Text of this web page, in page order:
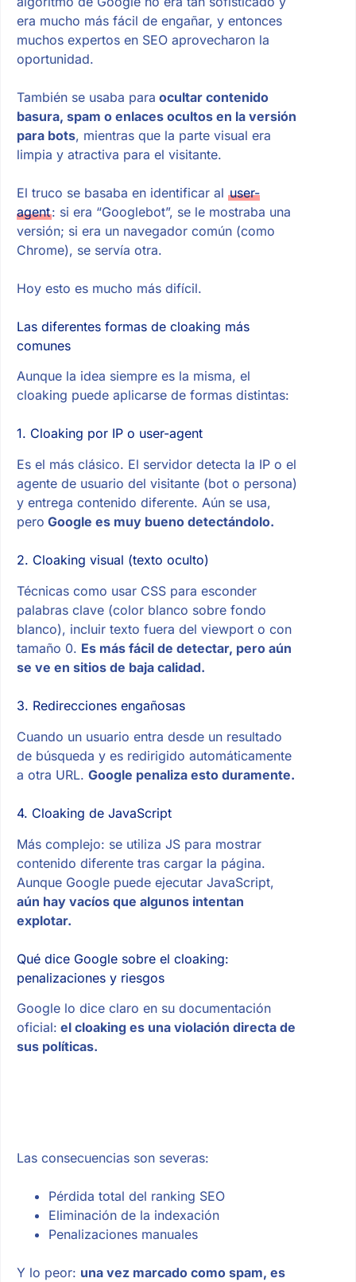
era mucho más fácil de engañar, y entonces
muchos expertos en SEO aprovecharon la
oportunidad.
También se usaba para ocultar contenido
basura, spam o enlaces ocultos en la versión
para bots, mientras que la parte visual era
limpia y atractiva para el visitante.
El truco se basaba en identificar al user-
agent: si era “Googlebot”, se le mostraba una
versión; si era un navegador común (como
Chrome), se servía otra.
Hoy esto es mucho más difícil.
Las diferentes formas de cloaking más
comunes
Aunque la idea siempre es la misma, el
cloaking puede aplicarse de formas distintas:
1. Cloaking por IP o user-agent
Es el más clásico. El servidor detecta la IP o el
agente de usuario del visitante (bot o persona)
y entrega contenido diferente. Aún se usa,
pero Google es muy bueno detectándolo.
2. Cloaking visual (texto oculto)
Técnicas como usar CSS para esconder
palabras clave (color blanco sobre fondo
blanco), incluir texto fuera del viewport o con
tamaño 0. Es más fácil de detectar, pero aún
se ve en sitios de baja calidad.
3. Redirecciones engañosas
Cuando un usuario entra desde un resultado
de búsqueda y es redirigido automáticamente
a otra URL. Google penaliza esto duramente.
4. Cloaking de JavaScript
Más complejo: se utiliza JS para mostrar
contenido diferente tras cargar la página.
Aunque Google puede ejecutar JavaScript,
aún hay vacíos que algunos intentan
explotar.
Qué dice Google sobre el cloaking:
penalizaciones y riesgos
Google lo dice claro en su documentación
oficial: el cloaking es una violación directa de
sus políticas.
Las consecuencias son severas:
Pérdida total del ranking SEO
Eliminación de la indexación
Penalizaciones manuales
Y lo peor: una vez marcado como spam, es